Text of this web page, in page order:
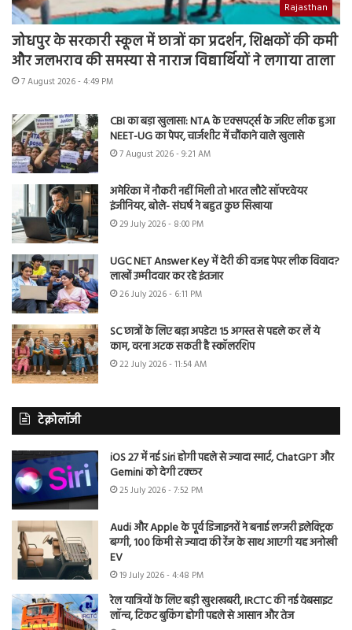
Rajasthan
जोधपुर के सरकारी स्कूल में छात्रों का प्रदर्शन, शिक्षकों की कमी
और जलभराव की समस्या से नाराज विद्यार्थियों ने लगाया ताला
7 August 2026 - 4:49 PM
CBI का बड़ा खुलासा: NTA के एक्सपर्ट्स के जरिए लीक हुआ
NEET-UG का पेपर, चार्जशीट में चौंकाने वाले खुलासे
7 August 2026 - 9:21 AM
अमेरिका में नौकरी नहीं मिली तो भारत लौटे सॉफ्टवेयर
इंजीनियर, बोले- संघर्ष ने बहुत कुछ सिखाया
29 July 2026 - 8:00 PM
UGC NET Answer Key में देरी की वजह पेपर लीक विवाद?
लाखों उम्मीदवार कर रहे इंतजार
26 July 2026 - 6:11 PM
SC छात्रों के लिए बड़ा अपडेट! 15 अगस्त से पहले कर लें ये
काम, वरना अटक सकती है स्कॉलरशिप
22 July 2026 - 11:54 AM
टेक्नोलॉजी
iOS 27 में नई Siri होगी पहले से ज्यादा स्मार्ट, ChatGPT और
Gemini को देगी टक्कर
25 July 2026 - 7:52 PM
Audi और Apple के पूर्व डिजाइनरों ने बनाई लग्जरी इलेक्ट्रिक
बग्गी, 100 किमी से ज्यादा की रेंज के साथ आएगी यह अनोखी
EV
19 July 2026 - 4:48 PM
रेल यात्रियों के लिए बड़ी खुशखबरी, IRCTC की नई वेबसाइट
लॉन्च, टिकट बुकिंग होगी पहले से आसान और तेज